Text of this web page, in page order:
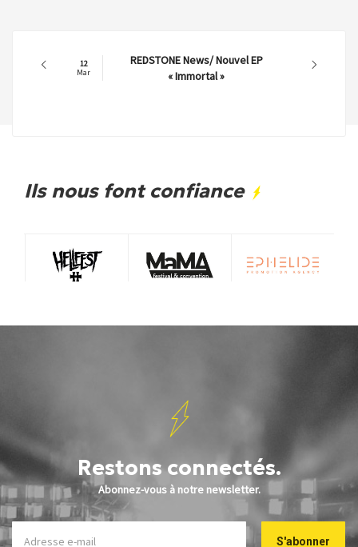
12
Mar
REDSTONE News/ Nouvel EP
« Immortal »
Ils nous font confiance
Restons connectés.
Abonnez-vous à notre newsletter.